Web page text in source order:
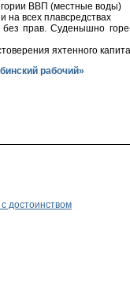
ВВП (местные воды)
на всех плавсредствах
прав. Суденышно
яхтенного
рабочий»
достоинством